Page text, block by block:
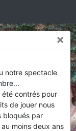
×
notre spectacle
été contrés pour
de jouer nous
bloqués par
moins deux ans